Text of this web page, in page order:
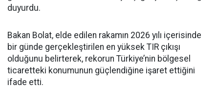
duyurdu.
Bakan Bolat, elde edilen rakamın 2026 yılı içerisinde
bir günde gerçekleştirilen en yüksek TIR çıkışı
olduğunu belirterek, rekorun Türkiye’nin bölgesel
ticaretteki konumunun güçlendiğine işaret ettiğini
ifade etti.